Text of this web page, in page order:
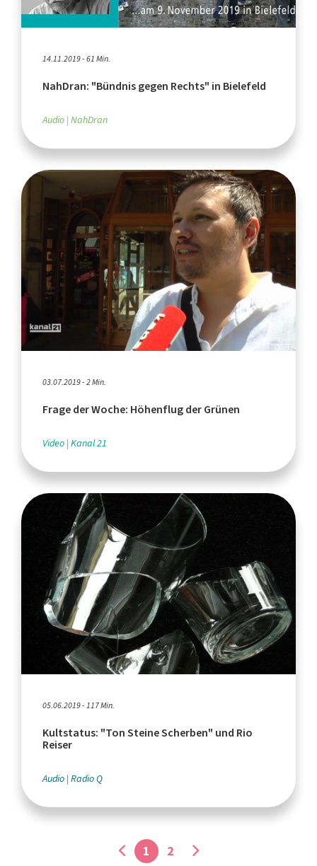
14.11.2019 - 61 Min.
NahDran: "Bündnis gegen Rechts" in Bielefeld
Audio NahDran
03.07.2019 - 2 Min.
Frage der Woche: Höhenflug der Grünen
Video Kanal 21
05.06.2019 - 117 Min.
Kultstatus: "Ton Steine Scherben" und Rio
Reiser
Audio Radio Q
1 2